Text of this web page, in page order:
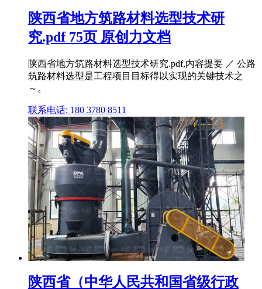
陕西省地方筑路材料选型技术研
究.pdf 75页 原创力文档
陕西省地方筑路材料选型技术研究.pdf,内容提要 ／ 公路
筑路材料选型是工程项目目标得以实现的关键技术之
～。
联系电话: 180 3780 8511
陕西省（中华人民共和国省级行政